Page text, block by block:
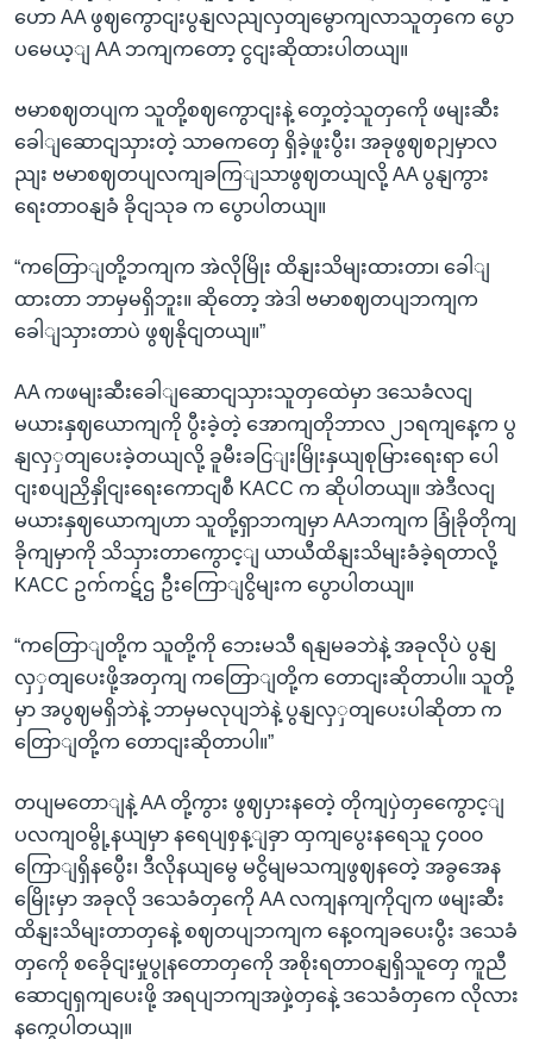
ဟော AA ဖွဈကွောငျးပွနျလညျလှတျမွောကျလာသူတှကေ ပွော
ပမေယ့ျ AA ဘကျကတော့ ငွငျးဆိုထားပါတယျ။
ဗမာစဈတပျက သူတို့စဈကွောငျးနဲ့ တှေ့တဲ့သူတှကေို ဖမျးဆီး
ခေါျဆောငျသှားတဲ့ သာဓကတှေ ရှိခဲ့ဖူးပွီး၊ အခုဖွဈစဉျမှာလ
ညျး ဗမာစဈတပျလကျခကြျသာဖွဈတယျလို့ AA ပွနျကွား
ရေးတာဝနျခံ ခိုငျသုခ က ပွောပါတယျ။
“ကတြောျတို့ဘကျက အဲလိုမြိုး ထိနျးသိမျးထားတာ၊ ခေါျ
ထားတာ ဘာမှမရှိဘူး။ ဆိုတော့ အဲဒါ ဗမာစဈတပျဘကျက
ခေါျသှားတာပဲ ဖွဈနိုငျတယျ။”
AA ကဖမျးဆီးခေါျဆောငျသှားသူတှထေဲမှာ ဒသေခံလငျ
မယားနှဈယောကျကို ပွီးခဲ့တဲ့ အောကျတိုဘာလ ၂၁ရကျနေ့က ပွ
နျလှှတျပေးခဲ့တယျလို့ ခူမီးခငြျးမြိုးနှယျစုမြားရေးရာ ပေါ
ငျးစပျညှိနှိုငျးရေးကောငျစီ KACC က ဆိုပါတယျ။ အဲဒီလငျ
မယားနှဈယောကျဟာ သူတို့ရှာဘကျမှာ AAဘကျက ခြုံခိုတိုကျ
ခိုကျမှာကို သိသှားတာကွောင့ျ ယာယီထိနျးသိမျးခံခဲ့ရတာလို့
KACC ဥက်ကဋ်ဌ ဦးကြောျငွိမျးက ပွောပါတယျ။
“ကတြောျတို့က သူတို့ကို ဘေးမသီ ရနျမခဘဲနဲ့ အခုလိုပဲ ပွနျ
လှှတျပေးဖို့အတှကျ ကတြောျတို့က တောငျးဆိုတာပါ။ သူတို့
မှာ အပွဈမရှိဘဲနဲ့ ဘာမှမလုပျဘဲနဲ့ ပွနျလှှတျပေးပါဆိုတာ က
တြောျတို့က တောငျးဆိုတာပါ။”
တပျမတောျနဲ့ AA တို့ကွား ဖွဈပှားနတေဲ့ တိုကျပှဲတှကွေောင့ျ
ပလကျဝမွို့နယျမှာ နရေပျစှန့ျခှာ ထှကျပွေးနရေသူ ၄၀၀၀
ကြောျရှိနပွေီး၊ ဒီလိုနယျမွေ မငွိမျမသကျဖွဈနတေဲ့ အခွအေန
မြေိုးမှာ အခုလို ဒသေခံတှကေို AA လကျနကျကိုငျက ဖမျးဆီး
ထိနျးသိမျးတာတှနေဲ့ စဈတပျဘကျက နေ့ဝကျခပေးပွီး ဒသေခံ
တှကေို စခေိုငျးမှုပွုနတောတှကေို အစိုးရတာဝနျရှိသူတှေ ကူညီ
ဆောငျရှကျပေးဖို့ အရပျဘကျအဖှဲ့တှနေဲ့ ဒသေခံတှကေ လိုလား
နကွေပါတယျ။